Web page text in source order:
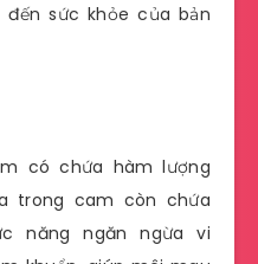
sức khỏe của bản
có chứa hàm lượng
trong cam còn chứa
năng ngăn ngừa vi